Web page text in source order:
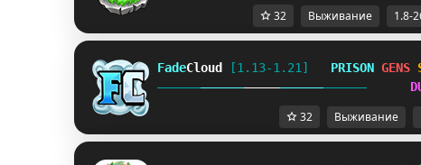
32 Выживание 1.8-
FadeCloud [1.13-1.21] PRISON GENS
32 Выживание